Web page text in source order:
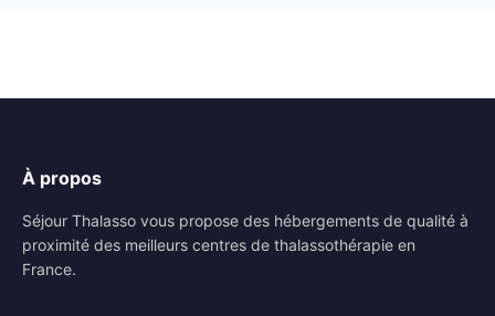
À propos
Séjour Thalasso vous propose des hébergements de qualité à
proximité des meilleurs centres de thalassothérapie en
France.